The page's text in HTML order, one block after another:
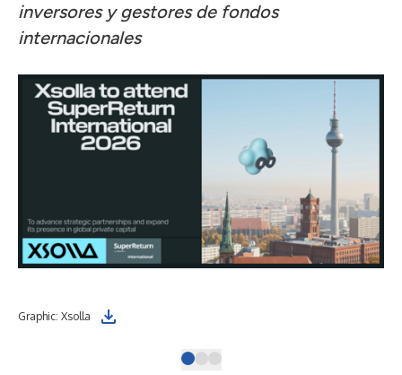
inversores y gestores de fondos
internacionales
Graphic: Xsolla